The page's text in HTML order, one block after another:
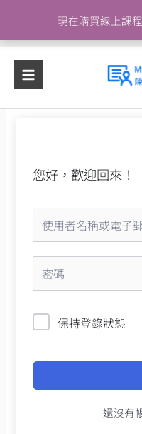
現在購買線上課
主
容
您好，歡迎回來！
保持登錄狀態
還沒有